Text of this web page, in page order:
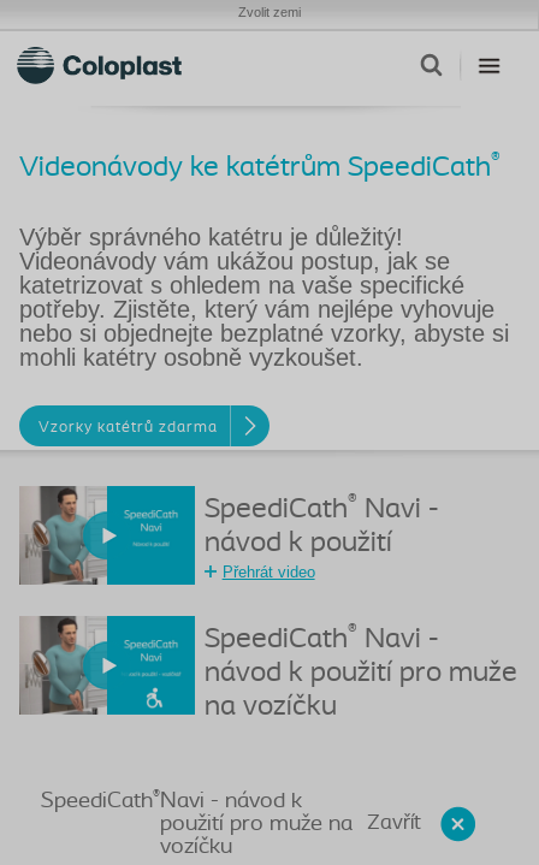
Zvolit zemi
Videonávody ke katétrům SpeediCath®
Výběr správného katétru je důležitý!
Videonávody vám ukážou postup, jak se
katetrizovat s ohledem na vaše specifické
potřeby. Zjistěte, který vám nejlépe vyhovuje
nebo si objednejte bezplatné vzorky, abyste si
mohli katétry osobně vyzkoušet.
Vzorky katétrů zdarma
SpeediCath® Navi -
návod k použití
Přehrát video
SpeediCath® Navi -
návod k použití pro muže
na vozíčku
Zavřít
SpeediCath®Navi - návod k
použití pro muže na
vozíčku